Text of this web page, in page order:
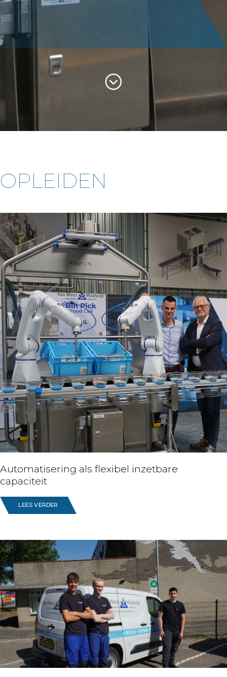
OPLEIDEN
Automatisering als flexibel inzetbare
capaciteit
LEES VERDER